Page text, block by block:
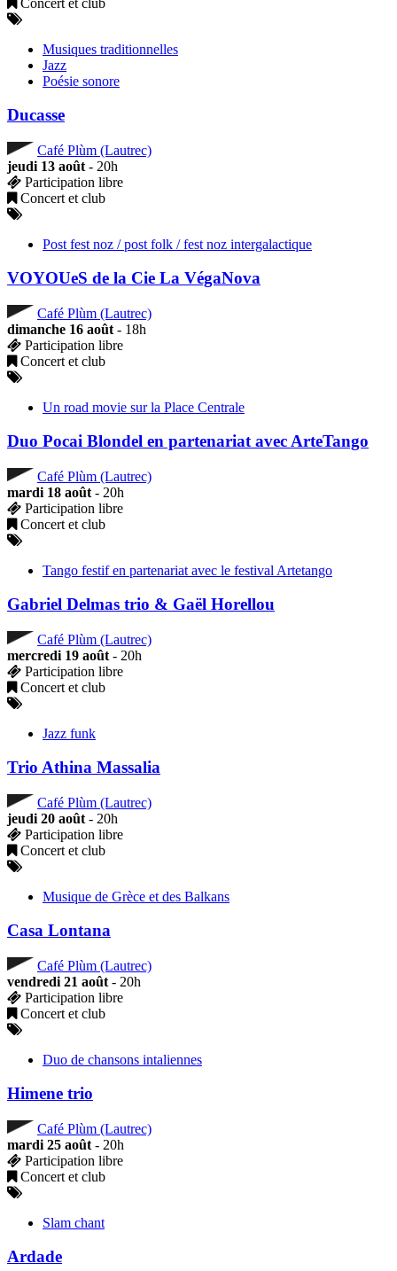
Musiques traditionnelles
Jazz
Poésie sonore
Ducasse
Café Plùm (Lautrec)
jeudi 13 août - 20h
Participation libre
Concert et club
Post fest noz / post folk / fest noz intergalactique
VOYOUeS de la Cie La VégaNova
Café Plùm (Lautrec)
dimanche 16 août - 18h
Participation libre
Concert et club
Un road movie sur la Place Centrale
Duo Pocai Blondel en partenariat avec ArteTango
Café Plùm (Lautrec)
mardi 18 août - 20h
Participation libre
Concert et club
Tango festif en partenariat avec le festival Artetango
Gabriel Delmas trio & Gaël Horellou
Café Plùm (Lautrec)
mercredi 19 août - 20h
Participation libre
Concert et club
Jazz funk
Trio Athina Massalia
Café Plùm (Lautrec)
jeudi 20 août - 20h
Participation libre
Concert et club
Musique de Grèce et des Balkans
Casa Lontana
Café Plùm (Lautrec)
vendredi 21 août - 20h
Participation libre
Concert et club
Duo de chansons intaliennes
Himene trio
Café Plùm (Lautrec)
mardi 25 août - 20h
Participation libre
Concert et club
Slam chant
Ardade